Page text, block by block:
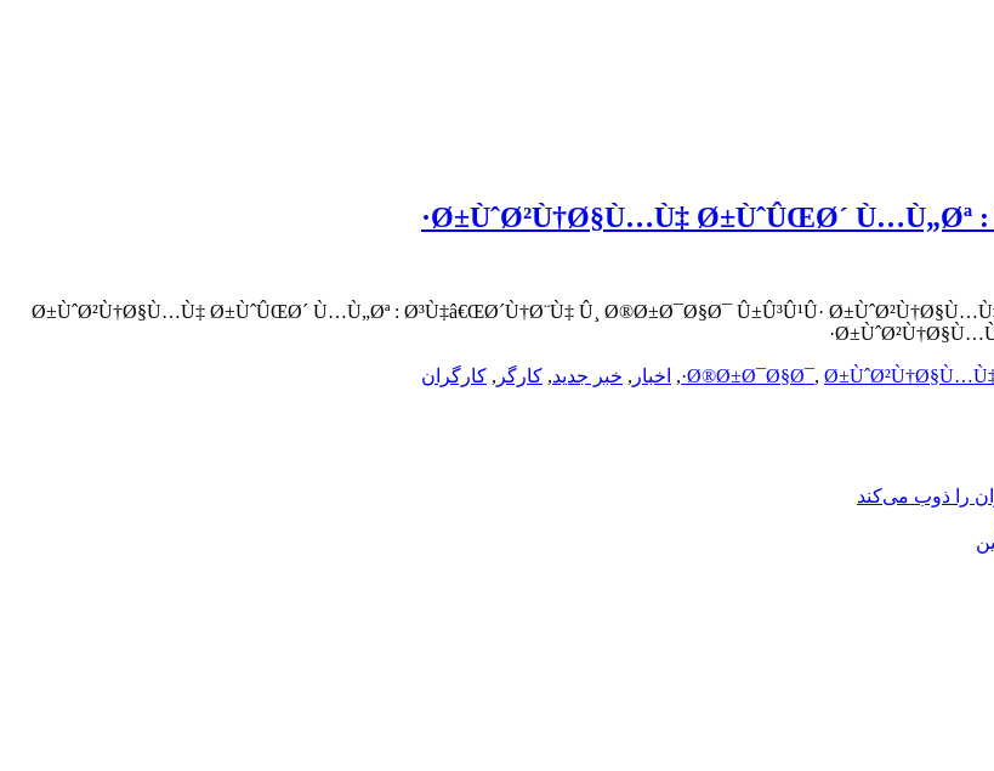
Ø±ÙˆØ²Ù†Ø§Ù…Ù‡ Ø±ÙˆÛŒØ´ Ù…Ù„Øª :
Ø±ÙˆØ²Ù†Ø§Ù…Ù‡ Ø±ÙˆÛŒØ´ Ù…Ù„Øª : Ø³Ù‡â€ŒØ´Ù†Ø¨Ù‡ Û¸ Ø®Ø±Ø¯Ø§Ø¯ Û±Û³Û¹Û·
Ø®Ø±Ø¯Ø§Ø¯,
, اخبار , خبر جدید, کارگر , کارگران